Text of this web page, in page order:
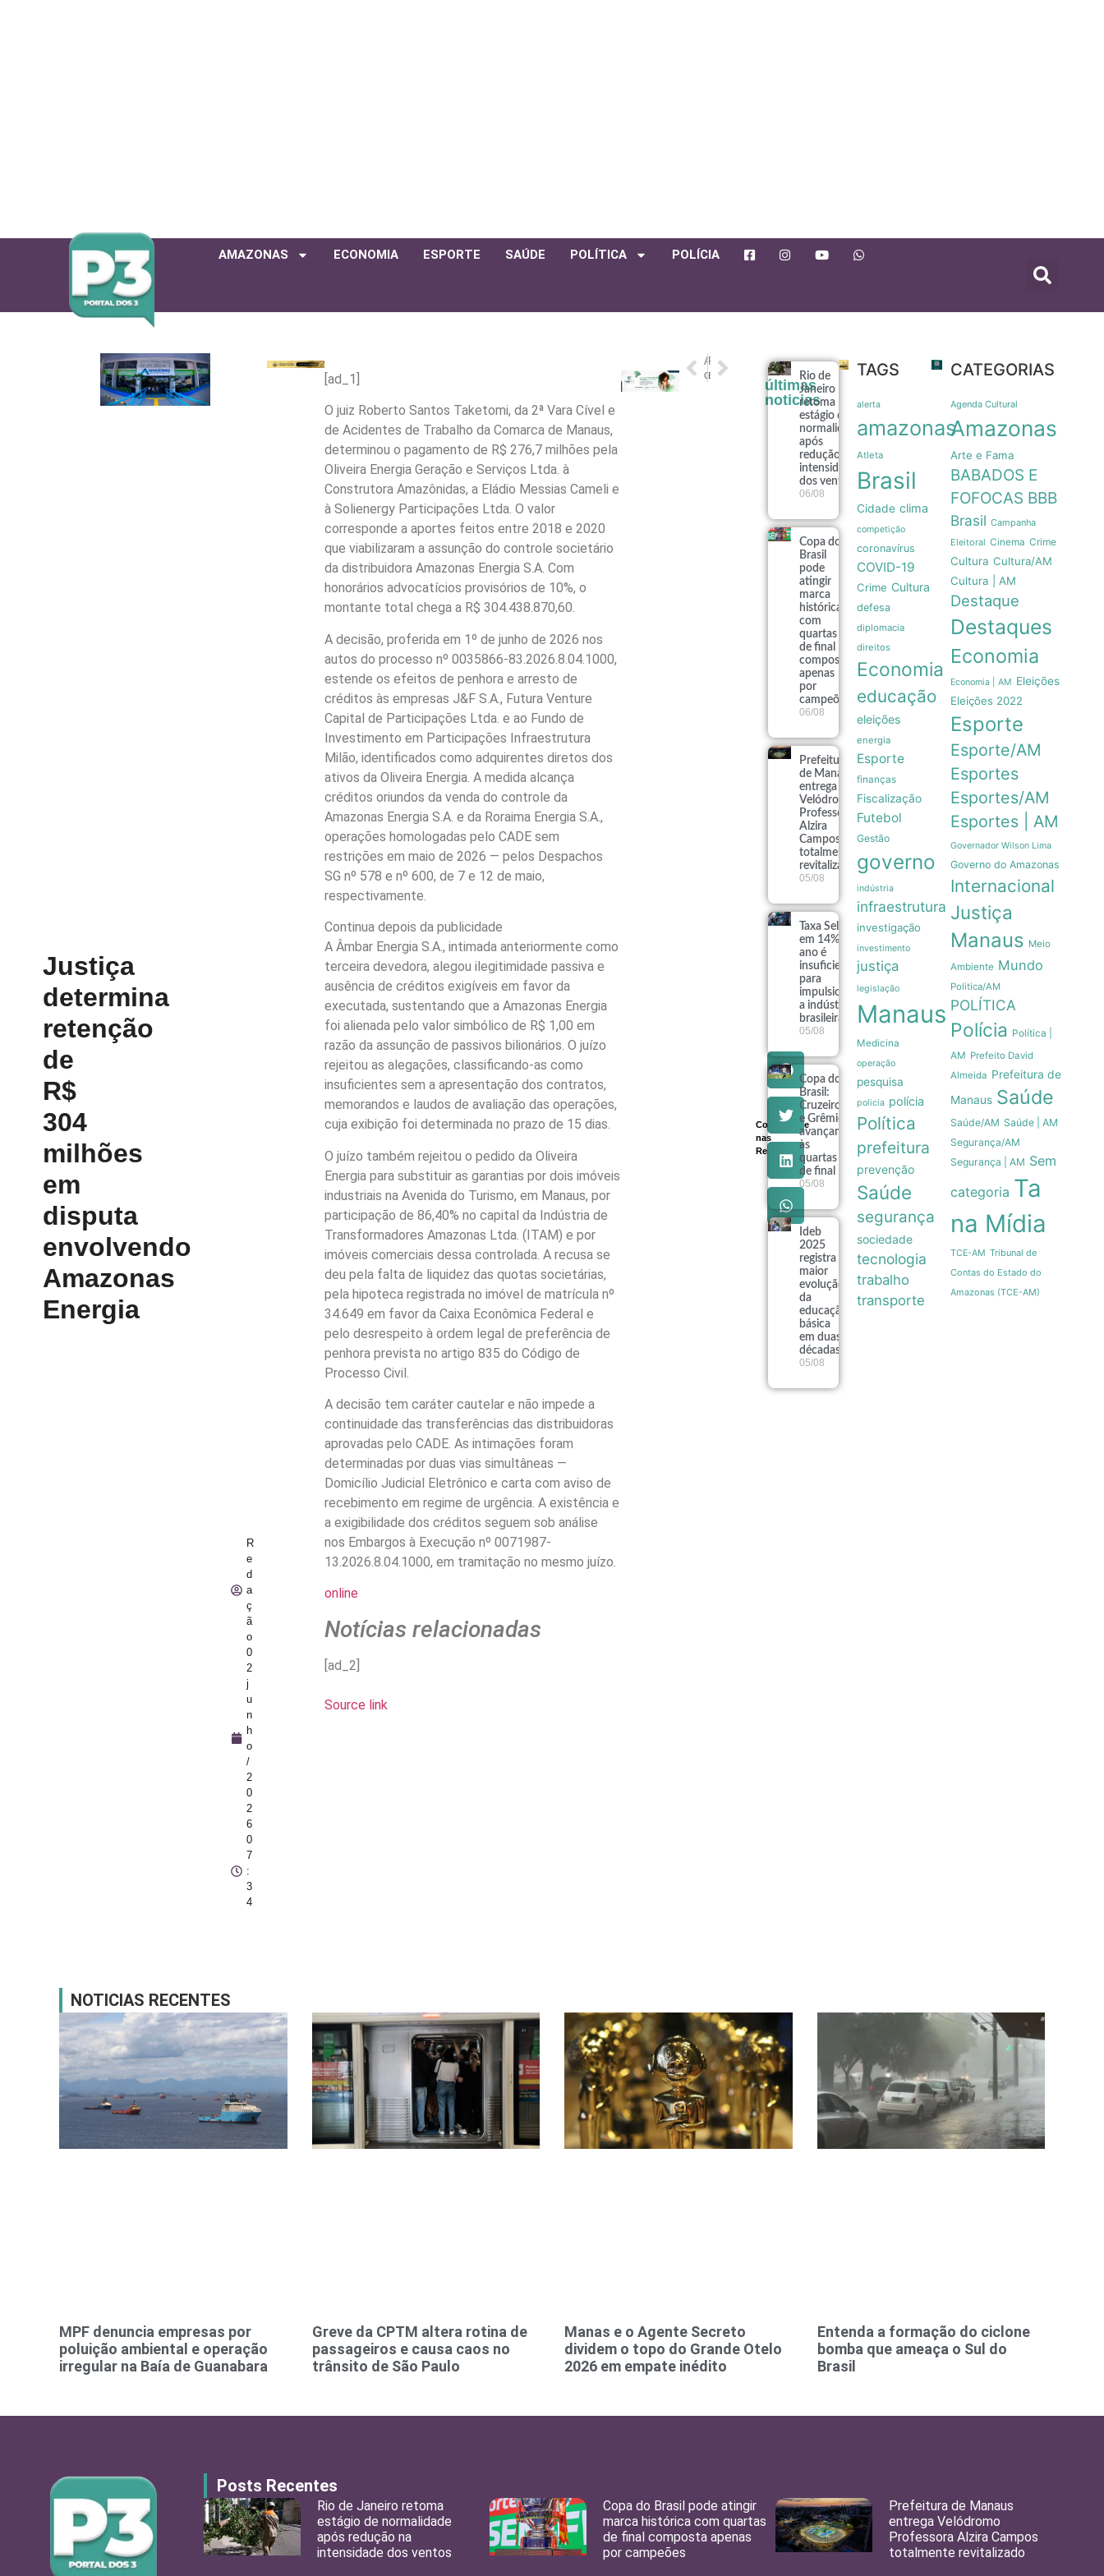
AMAZONAS ECONOMIA ESPORTE SAÚDE POLÍTICA POLÍCIA
Justiça
determina
retenção
de
R$
304
milhões
em
disputa
envolvendo
Amazonas
Energia
R
e
d
a
ç
ã
o
0
2
j
u
n
h
o
/
2
0
2
6
0
7
:
3
4
[ad_1]
O juiz Roberto Santos Taketomi, da 2ª Vara Cível e
de Acidentes de Trabalho da Comarca de Manaus,
determinou o pagamento de R$ 276,7 milhões pela
Oliveira Energia Geração e Serviços Ltda. à
Construtora Amazônidas, a Eládio Messias Cameli e
à Solienergy Participações Ltda. O valor
corresponde a aportes feitos entre 2018 e 2020
que viabilizaram a assunção do controle societário
da distribuidora Amazonas Energia S.A. Com
honorários advocatícios provisórios de 10%, o
montante total chega a R$ 304.438.870,60.
A decisão, proferida em 1º de junho de 2026 nos
autos do processo nº 0035866-83.2026.8.04.1000,
estende os efeitos de penhora e arresto de
créditos às empresas J&F S.A., Futura Venture
Capital de Participações Ltda. e ao Fundo de
Investimento em Participações Infraestrutura
Milão, identificados como adquirentes diretos dos
ativos da Oliveira Energia. A medida alcança
créditos oriundos da venda do controle da
Amazonas Energia S.A. e da Roraima Energia S.A.,
operações homologadas pelo CADE sem
restrições em maio de 2026 — pelos Despachos
SG nº 578 e nº 600, de 7 e 12 de maio,
respectivamente.
Continua depois da publicidade
A Âmbar Energia S.A., intimada anteriormente como
terceira devedora, alegou ilegitimidade passiva e
ausência de créditos exigíveis em favor da
executada, sustentando que a Amazonas Energia
foi alienada pelo valor simbólico de R$ 1,00 em
razão da assunção de passivos bilionários. O juízo
rejeitou as alegações, classificando-as como
insuficientes sem a apresentação dos contratos,
memorandos e laudos de avaliação das operações,
cuja exibição foi determinada no prazo de 15 dias.
O juízo também rejeitou o pedido da Oliveira
Energia para substituir as garantias por dois imóveis
industriais na Avenida do Turismo, em Manaus, por
participação de 86,40% no capital da Indústria de
Transformadores Amazonas Ltda. (ITAM) e por
imóveis comerciais dessa controlada. A recusa se
deu pela falta de liquidez das quotas societárias,
pela hipoteca registrada no imóvel de matrícula nº
34.649 em favor da Caixa Econômica Federal e
pelo desrespeito à ordem legal de preferência de
penhora prevista no artigo 835 do Código de
Processo Civil.
A decisão tem caráter cautelar e não impede a
continuidade das transferências das distribuidoras
aprovadas pelo CADE. As intimações foram
determinadas por duas vias simultâneas —
Domicílio Judicial Eletrônico e carta com aviso de
recebimento em regime de urgência. A existência e
a exigibilidade dos créditos seguem sob análise
nos Embargos à Execução nº 0071987-
13.2026.8.04.1000, em tramitação no mesmo juízo.
online
Notícias relacionadas
[ad_2]
Source link
ANTERIOR
China reconhece território brasileiro como livre da febre aftosa
PRÓXIMO
Especialistas reforçam vigilância contra leishmaniose e doenças negligenciadas no Amazonas
Compartilhe
nas
Redes
últimas
noticias
Rio de
Janeiro
retoma
estágio de
normalidade
após
redução na
intensidade
dos ventos
06/08
Copa do
Brasil
pode
atingir
marca
histórica
com
quartas
de final
composta
apenas
por
campeões
06/08
Prefeitura
de Manaus
entrega
Velódromo
Professora
Alzira
Campos
totalmente
revitalizado
05/08
Taxa Selic
em 14% ao
ano é
insuficiente
para
impulsionar
a indústria
brasileira
05/08
Copa do
Brasil:
Cruzeiro
e Grêmio
avançam
às
quartas
de final
05/08
Ideb
2025
registra
maior
evolução
da
educação
básica
em duas
décadas
05/08
TAGS
alerta
amazonas
Atleta
Brasil
Cidade clima
competição
coronavírus
COVID-19
Crime Cultura
defesa
diplomacia
direitos
Economia
educação
eleições
energia
Esporte
finanças
Fiscalização
Futebol
Gestão
governo
indústria
infraestrutura
investigação
investimento
justiça
legislação
Manaus
Medicina
operação
pesquisa
policia polícia
Política
prefeitura
prevenção
Saúde
segurança
sociedade
tecnologia
trabalho
transporte
CATEGORIAS
Agenda Cultural
Amazonas
Arte e Fama
BABADOS E
FOFOCAS BBB
Brasil Campanha
Eleitoral Cinema Crime
Cultura Cultura/AM
Cultura | AM
Destaque
Destaques
Economia
Economia | AM Eleições
Eleições 2022
Esporte
Esporte/AM
Esportes
Esportes/AM
Esportes | AM
Governador Wilson Lima
Governo do Amazonas
Internacional
Justiça
Manaus Meio
Ambiente Mundo
Politica/AM
POLÍTICA
Polícia Política |
AM Prefeito David
Almeida Prefeitura de
Manaus Saúde
Saúde/AM Saúde | AM
Segurança/AM
Segurança | AM Sem
categoria Ta
na Mídia
TCE-AM Tribunal de
Contas do Estado do
Amazonas (TCE-AM)
NOTICIAS RECENTES
MPF denuncia empresas por
poluição ambiental e operação
irregular na Baía de Guanabara
Greve da CPTM altera rotina de
passageiros e causa caos no
trânsito de São Paulo
Manas e o Agente Secreto
dividem o topo do Grande Otelo
2026 em empate inédito
Entenda a formação do ciclone
bomba que ameaça o Sul do
Brasil
Posts Recentes
Rio de Janeiro retoma
estágio de normalidade
após redução na
intensidade dos ventos
Copa do Brasil pode atingir
marca histórica com quartas
de final composta apenas
por campeões
Prefeitura de Manaus
entrega Velódromo
Professora Alzira Campos
totalmente revitalizado